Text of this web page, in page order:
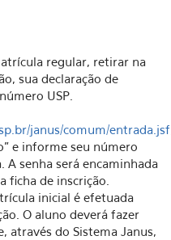
regular, retirar na
sua declaração de
USP.
janus/comum/entrada.jsf
e informe seu número
A senha será encaminhada
ficha de inscrição.
inicial é efetuada
O aluno deverá fazer
através do Sistema Janus,